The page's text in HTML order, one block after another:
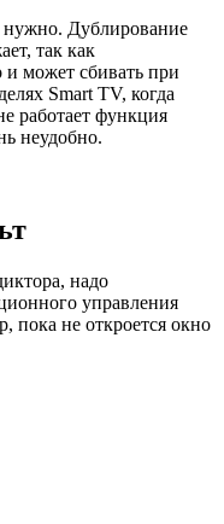
нужно. Дублирование
так как
и может сбивать при
Smart TV, когда
работает функция
неудобно.
надо
управления
пока не откроется окно